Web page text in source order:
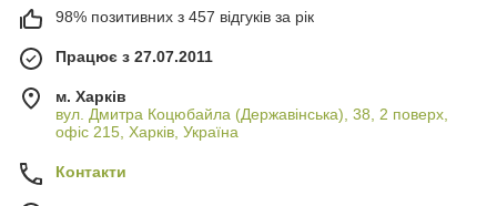
98% позитивних з 457 відгуків за рік
Працює з 27.07.2011
м. Харків
вул. Дмитра Коцюбайла (Державінська), 38, 2 поверх,
офіс 215, Харків, Україна
Контакти